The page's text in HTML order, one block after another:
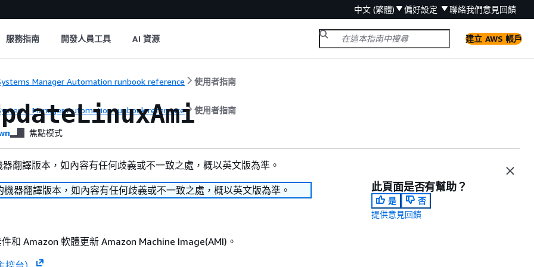
中文 (繁體) 偏好設定 聯絡我們意見回饋
服務指南 開發人員工具 AI 資源 建立 AWS 帳戶
Manager Automation runbook reference 使用者指南
Manager Automation runbook reference 使用者指南
焦點模式
翻譯版本，如內容有任何歧義或不一致之處，概以英文版為準。
機器翻譯版本，如內容有任何歧義或不一致之處，概以英文版為準。
和 Amazon 軟體更新 Amazon Machine Image(AMI)。
此頁面是否有幫助？
是
否
提供意見回饋